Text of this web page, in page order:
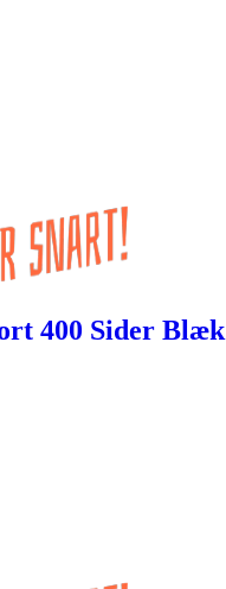
400 Sider Blæk